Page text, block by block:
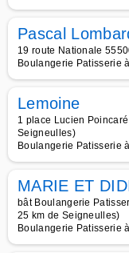
Pascal
19 route Nationale
Boulangerie Patisserie
Lemoine
1 place Lucien
Seigneulles)
Boulangerie Patisserie
MARIE ET
bât Boulangerie
25 km de Seigneulles)
Boulangerie Patisserie